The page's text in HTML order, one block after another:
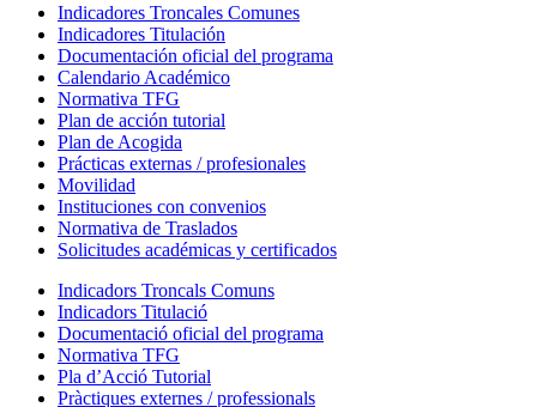
Indicadores Troncales Comunes
Indicadores Titulación
Documentación oficial del programa
Calendario Académico
Normativa TFG
Plan de acción tutorial
Plan de Acogida
Prácticas externas / profesionales
Movilidad
Instituciones con convenios
Normativa de Traslados
Solicitudes académicas y certificados
Indicadors Troncals Comuns
Indicadors Titulació
Documentació oficial del programa
Normativa TFG
Pla d’Acció Tutorial
Pràctiques externes / professionals